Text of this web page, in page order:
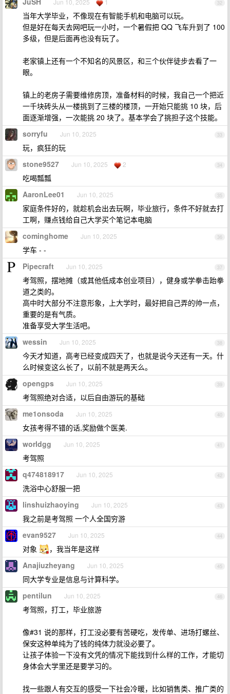
32
Jun 10, 2025 1
当年大学毕业，不像现在有智能手机和电脑可以玩。
但是好在每天去网吧玩一小时，一个暑假把 QQ 飞车升到了 100
多级，但是后面再也没有玩了。
老家镇上还有一个不知名的风景区，和三个伙伴徒步去看了一
眼。
镇上的老房子需要维修房顶，准备材料的时候，我自己一个把近
一千块砖头从一楼挑到了三楼的楼顶，一开始只能挑 10 块，后
面逐渐增强，一次能挑 20 块了。基本学会了挑担子这个技能。
33
sorryfu Jun 10, 2025
玩，疯狂的玩
34
stone9527 Jun 10, 2025 2
吃喝瓢瓢
35
AaronLee01 Jun 10, 2025
家庭条件好的，就趁机会出去玩啊，毕业旅行，条件不好就去打
工啊，赚点钱给自己大学买个笔记本电脑
36
cominghome Jun 10, 2025
学车 - -
37
Pipecraft Jun 10, 2025
考驾照，摆地摊（或其他低成本创业项目），健身或学拳击跆拳
道之类的。
高中时大部分不注意形象，上大学时，最好把自己弄的帅一点，
重要的是有气质。
准备享受大学生活吧。
38
wessin Jun 10, 2025
今天才知道，高考已经变成四天了，也就是说今天还有一天。什
么时候变这么长了，以前不就是两天么。
39
opengps Jun 10, 2025
考驾照绝对合适，以后自由游玩的基础
40
me1onsoda Jun 10, 2025
女孩考得不错的话,奖励做个医美.
41
worldgg Jun 10, 2025
考驾照
42
q474818917 Jun 10, 2025
洗浴中心舒服一把
43
linshuizhaoying Jun 10, 2025
我之前是考驾照 一个人全国穷游
44
evan9527 Jun 10, 2025
对象 ，我当年是这样
45
Anajiuzheyang Jun 10, 2025
同大学专业是信息与计算科学。
46
pentilun Jun 10, 2025
考驾照，打工，毕业旅游
像#31 说的那样，打工没必要有苦硬吃，发传单、进场打螺丝、
保安这种单纯为了钱的纯体力就没必要了。
让孩子体验一下没有文凭的情况下能找到什么样的工作，才能切
身体会大学里还是要学习的。
找一些跟人有交互的感受一下社会冷暖，比如销售类、推广类的